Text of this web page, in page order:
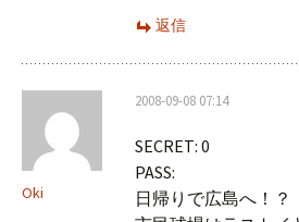
返信
Oki
2008-09-08 07:14
SECRET: 0
PASS:
日帰りで広島へ！？